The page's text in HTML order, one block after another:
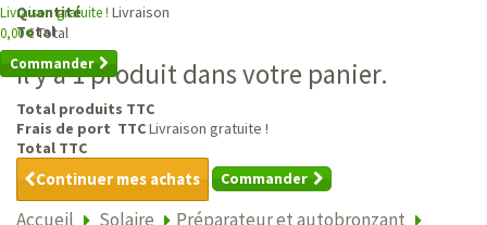
Livraison gratuite ! Livraison
0,00 €Total
Commander
Quantité
Total
Il y a 1 produit dans votre panier.
Total produits TTC
Frais de port TTCLivraison gratuite !
Total TTC
Continuer mes achats Commander
Accueil Solaire
Préparateur et autobronzant